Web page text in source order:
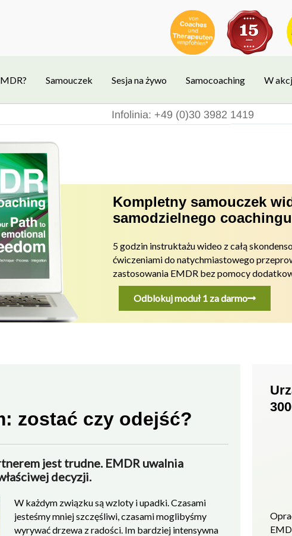
Samouczek Sesja na żywo Samocoaching W
Infolinia: +49 (0)30 3982 1419
Kompletny samouczek
samodzielnego
5 godzin instruktażu wideo z całą
ćwiczeniami donatychmiastowego
zastosowania EMDR bez pomocy
Odblokuj moduł 1 za darmo
zostać czy odejść?
jest trudne. EMDR uwalnia
decyzji.
W każdym związku są wzloty i upadki. Czasami
jesteśmy mniej szczęśliwi, czasami moglibyśmy
wyrywać drzewa z radości. Im bardziej intensywna